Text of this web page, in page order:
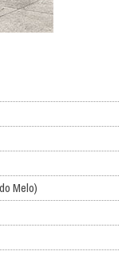
Melo)